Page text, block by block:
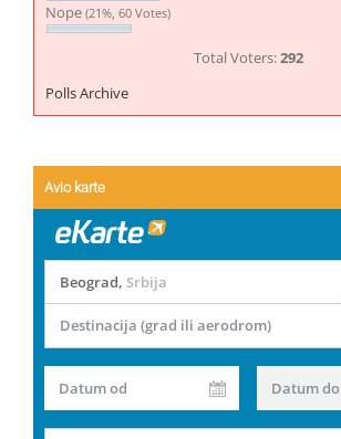
Nope (21%, 60 Votes)
Total Voters:292
Polls Archive
Avio karte
Beograd, Srbija
Destinacija (grad ili aerodrom)
Datum od Datum do